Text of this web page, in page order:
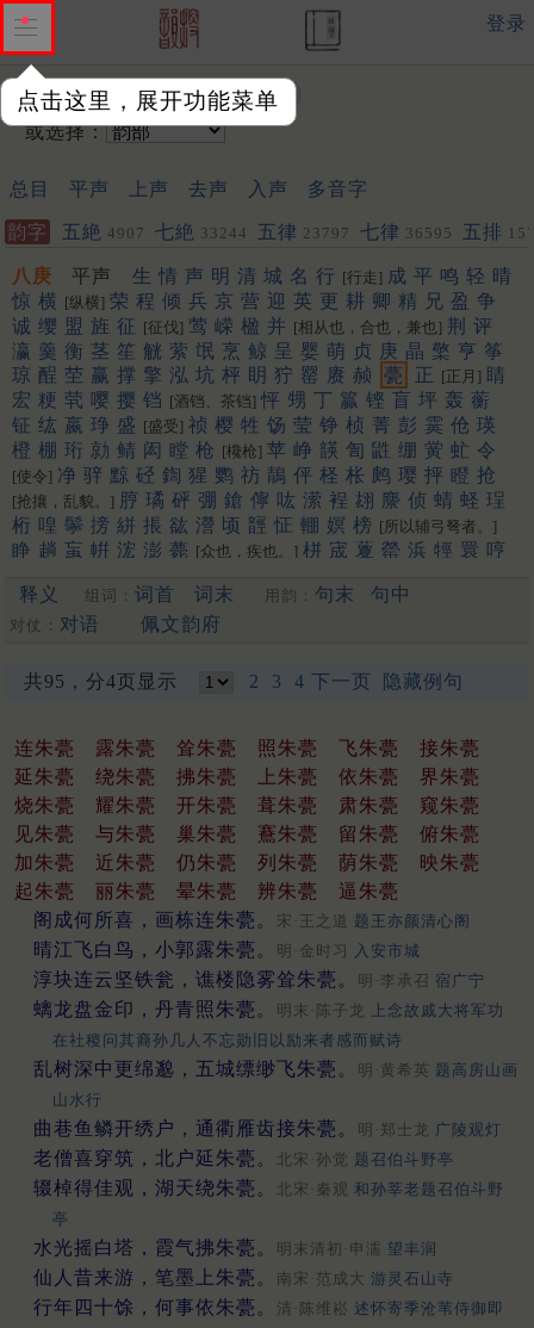
点击这里，展开功能菜单
登录
输入韵字：
或选择：
总目 平声 上声 去声 入声 多音字
韵字 五絶 4907 七絶 33244 五律 23797 七律 36595 五排
452
八庚 平声 生 情 声 明 清 城 名 行 [行走] 成 平 鸣 轻 晴
惊 横 [纵横] 荣 程 倾 兵 京 营 迎 英 更 耕 卿 精 兄 盈 争
诚 缨 盟 旌 征 [征伐] 莺 嵘 楹 并 [相从也，合也，兼也] 荆 评
瀛 羹 衡 茎 笙 觥 萦 氓 烹 鲸 呈 婴 萌 贞 庚 晶 檠 亨 筝
琼 酲 茔 赢 撑 擎 泓 坑 枰 眀 狞 罂 赓 赪 甍 正 [正月] 睛
宏 粳 茕 嘤 撄 铛 [酒铛、茶铛] 怦 甥 丁 籯 铿 盲 坪 轰 蘅
钲 纮 嬴 琤 盛 [盛受] 祯 樱 牲 饧 莹 铮 桢 菁 彭 霙 伧 瑛
橙 棚 珩 勍 鲭 闳 瞠 枪 [欃枪] 苹 峥 韺 訇 鼪 绷 黉 虻 令
[使令] 净 骍 黥 硁 鍧 猩 鹦 祊 鶄 伻 柽 枨 鹒 璎 抨 瞪 抢
[抢攘，乱貌。] 脝 璚 砰 弸 鎗 儜 吰 潆 裎 翃 麖 侦 蜻 蛏 珵
桁 喤 鬡 搒 絣 掁 谹 瀯 顷 䪫 怔 輣 嫇 榜 [所以辅弓弩者。]
睁 趟 䖟 帲 浤 澎 薨 [众也，疾也。] 栟 宬 藑 罃 浜 牼 睘 哼
䬝 䃘 洴 狰 媖 夐 筬 䄇 䦕 拧 姘 蝾 硡 軯 溁
擏
霐 䟫 鴊 拼 圊 盯
䉚 麠 峸 䝼 䍔 嚝 䆖 䟓 㨕 呯 苼 庼 垶 珹 猄 梈
䞓 宖
释义 组词： 词首 词末 用韵： 句末 句中
对仗： 对语 佩文韵府
共95，分4页显示 2 3 4 下一页 隐藏例句
连朱甍 露朱甍 耸朱甍 照朱甍 飞朱甍
接朱甍
延朱甍
绕朱甍 拂朱甍 上朱甍 依朱甍
界朱甍
烧朱甍
耀朱甍 开朱甍 葺朱甍 肃朱甍
窥朱甍
见朱甍
与朱甍 巢朱甍 鶱朱甍 留朱甍
俯朱甍
加朱甍
近朱甍 仍朱甍 列朱甍 荫朱甍
映朱甍
起朱甍
丽朱甍 晕朱甍 辨朱甍
逼朱甍
阁成何所喜，画栋连朱甍。
宋·王之道 题王亦颜清心阁
晴江飞白鸟，小郭露朱甍。 明·金时习 入安市城
淳块连云坚铁瓮，谯楼隐雾耸朱甍。 明·李承召 宿广宁
螭龙盘金印，丹青照朱甍。 明末·陈子龙
上念故戚大将军功
在社稷问其裔孙几人不忘勋旧以励来者感而赋诗
乱树深中更绵邈，五城缥缈飞朱甍。 明·黄希英 题高房山画
山水行
曲巷鱼鳞开绣户，通衢雁齿接朱甍。 明·郑士龙 广陵观灯
老僧喜穿筑，北户延朱甍。 北宋·孙觉 题召伯斗野亭
辍棹得佳观，湖天绕朱甍。 北宋·秦观 和孙莘老题召伯斗野
亭
水光摇白塔，霞气拂朱甍。 明末清初·申濡 望丰润
仙人昔来游，笔墨上朱甍。 南宋·范成大 游灵石山寺
行年四十馀，何事依朱甍。 清·陈维崧 述怀寄季沧苇侍御即